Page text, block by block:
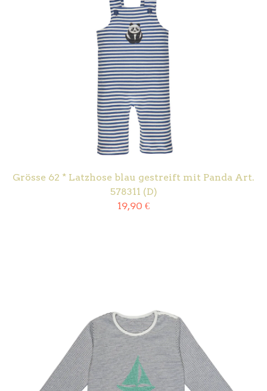
Grösse 62 * Latzhose blau gestreift mit Panda Art.
578311 (D)
19,90 €